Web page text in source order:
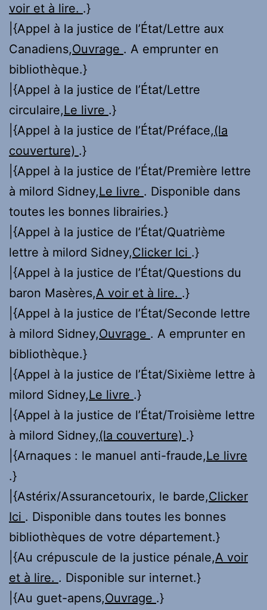
voir et à lire. .}
|{Appel à la justice de l’État/Lettre aux
Canadiens,Ouvrage . A emprunter en
bibliothèque.}
|{Appel à la justice de l’État/Lettre
circulaire,Le livre .}
|{Appel à la justice de l’État/Préface,(la
couverture) .}
|{Appel à la justice de l’État/Première lettre
à milord Sidney,Le livre . Disponible dans
toutes les bonnes librairies.}
|{Appel à la justice de l’État/Quatrième
lettre à milord Sidney,Clicker Ici .}
|{Appel à la justice de l’État/Questions du
baron Masères,A voir et à lire. .}
|{Appel à la justice de l’État/Seconde lettre
à milord Sidney,Ouvrage . A emprunter en
bibliothèque.}
|{Appel à la justice de l’État/Sixième lettre à
milord Sidney,Le livre .}
|{Appel à la justice de l’État/Troisième lettre
à milord Sidney,(la couverture) .}
|{Arnaques : le manuel anti-fraude,Le livre
.}
|{Astérix/Assurancetourix, le barde,Clicker
Ici . Disponible dans toutes les bonnes
bibliothèques de votre département.}
|{Au crépuscule de la justice pénale,A voir
et à lire. . Disponible sur internet.}
|{Au guet-apens,Ouvrage .}